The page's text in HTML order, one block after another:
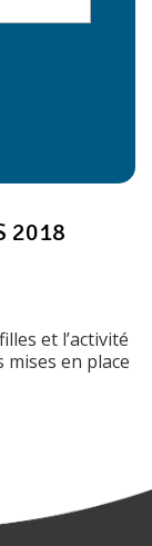
2018
et l’activité
en place